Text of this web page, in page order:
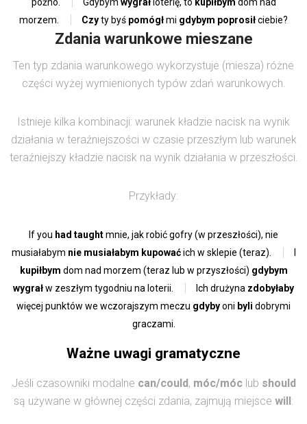
morzem.
Czyty byś pomógłmi gdybym poprosiłciebie?
Zdania warunkowe mieszane
Ten typ zdania warunkowego wykorzystuje (miesza) różne
części wyżej wymienionych typów zdań warunkowych.
Istnieje kilka kombinacji: warunek kładzie nacisk na wynik
działania w teraźniejszości w czasie przeszłym lub warunek
teraźniejszy kładzie nacisk na wynik działania w przeszłości.
Przykłady:
If you had taughtmnie, jak robić gofry (w przeszłości), nie
musiałabym nie musiałabym kupowaćich w sklepie (teraz).
kupiłbym dom nad morzem (teraz lub w przyszłości) gdybym
wygrałw zeszłym tygodniu na loterii. Ich drużyna zdobyłaby
więcej punktów we wczorajszym meczu gdybyoni byli dobrymi
graczami.
Ważne uwagi gramatyczne
Jeśli czasowniki modalne can/could, móc/móclub should
są używane w głównej części zdania, zajmują miejsce will: